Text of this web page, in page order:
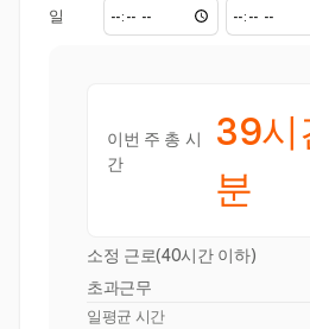
일
이번 주 총 시
간
39시
분
소정 근로(40시간 이하)
초과근무
일평균 시간